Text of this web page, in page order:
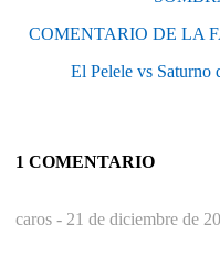
COMENTARIO DE LA
El Pelele vs Saturno
1 COMENTARIO
caros - 21 de diciembre de